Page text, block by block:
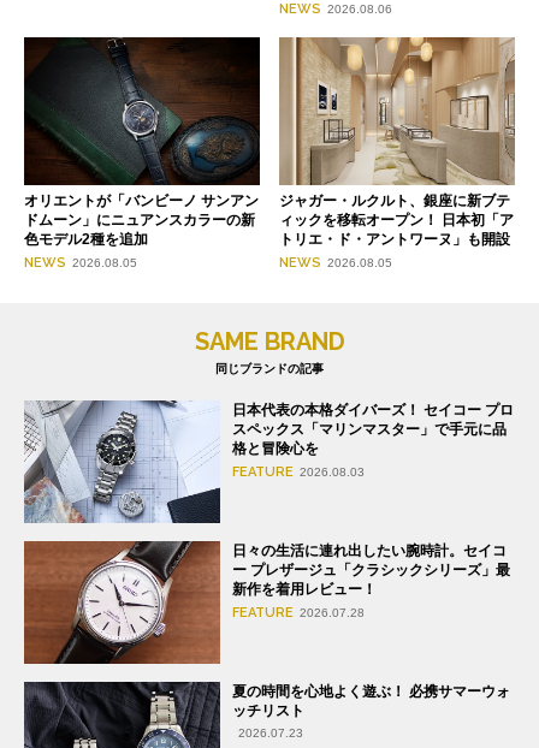
NEWS 2026.08.06
オリエントが「バンビーノ サンアン
ドムーン」にニュアンスカラーの新
色モデル2種を追加
NEWS 2026.08.05
ジャガー・ルクルト、銀座に新ブテ
ィックを移転オープン！ 日本初「ア
トリエ・ド・アントワーヌ」も開設
NEWS 2026.08.05
SAME BRAND
同じブランドの記事
日本代表の本格ダイバーズ！ セイコー プロ
スペックス「マリンマスター」で手元に品
格と冒険心を
FEATURE 2026.08.03
日々の生活に連れ出したい腕時計。セイコ
ー プレザージュ「クラシックシリーズ」最
新作を着用レビュー！
FEATURE 2026.07.28
夏の時間を心地よく遊ぶ！ 必携サマーウォ
ッチリスト
2026.07.23